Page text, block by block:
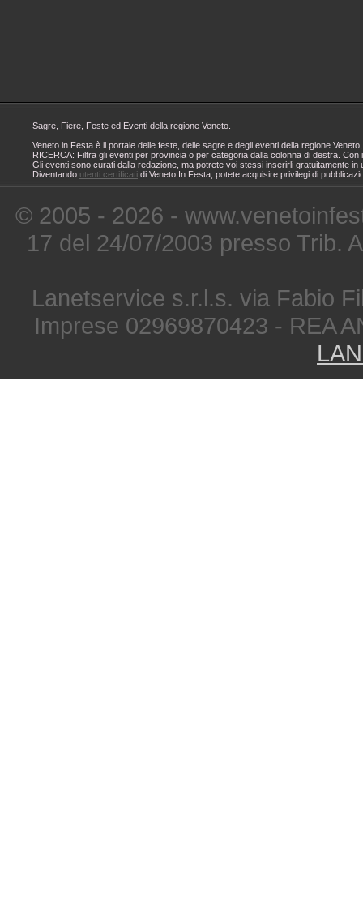
Sagre, Fiere, Feste ed Eventi della regione Veneto.
Veneto in Festa è il portale delle feste, delle sagre e degli eventi della regione
RICERCA: Filtra gli eventi per provincia o per categoria dalla colonna di destra.
Gli eventi sono curati dalla redazione, ma potrete voi stessi inserirli gratuitamente
Diventando utenti certificati di Veneto In Festa, potete acquisire privilegi di
© 2005 - 2026 -
17 del 24/07/2003 presso Trib.
Lanetservice s.r.l.s. via Fabio
Imprese 02969870423 - REA